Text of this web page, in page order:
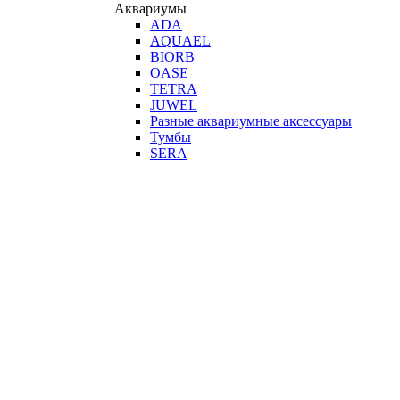
Аквариумы
ADA
AQUAEL
BIORB
OASE
TETRA
JUWEL
Разные аквариумные аксессуары
Тумбы
SERA